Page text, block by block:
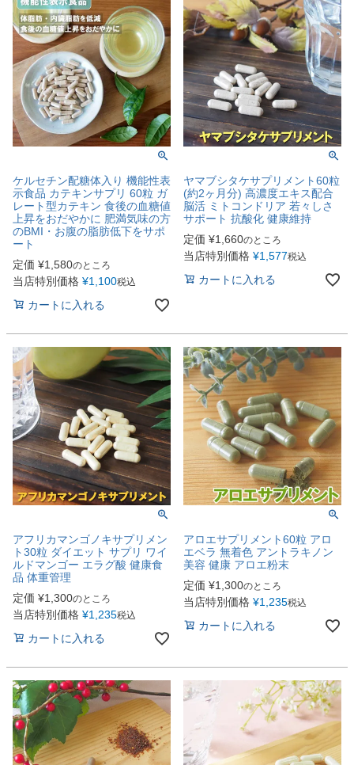
ケルセチン配糖体入り 機能性表
示食品 カテキンサプリ 60粒 ガ
レート型カテキン 食後の血糖値
上昇をおだやかに 肥満気味の方
のBMI・お腹の脂肪低下をサポ
ート
定価 ¥1,580のところ
当店特別価格 ¥1,100税込
カートに入れる
ヤマブシタケサプリメント60粒
(約2ヶ月分) 高濃度エキス配合
脳活 ミトコンドリア 若々しさ
サポート 抗酸化 健康維持
定価 ¥1,660のところ
当店特別価格 ¥1,577税込
カートに入れる
アフリカマンゴノキサプリメン
ト30粒 ダイエット サプリ ワイ
ルドマンゴー エラグ酸 健康食
品 体重管理
定価 ¥1,300のところ
当店特別価格 ¥1,235税込
カートに入れる
アロエサプリメント60粒 アロ
エベラ 無着色 アントラキノン
美容 健康 アロエ粉末
定価 ¥1,300のところ
当店特別価格 ¥1,235税込
カートに入れる